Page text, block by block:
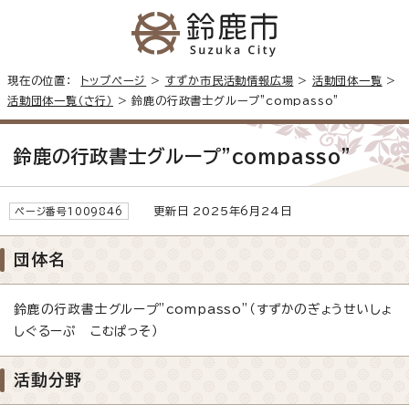
現在の位置： トップページ > すずか市民活動情報広場 > 活動団体一覧 >
活動団体一覧（さ行）
> 鈴鹿の行政書士グループ"compasso"
鈴鹿の行政書士グループ"compasso"
ページ番号1009846 更新日 2025年6月24日
団体名
鈴鹿の行政書士グループ”compasso”（すずかのぎょうせいしょ
しぐるーぷ こむぱっそ）
活動分野